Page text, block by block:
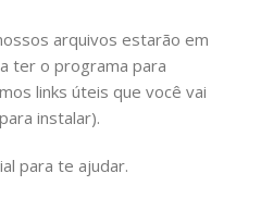
arquivos estarão em
ter o programa para
links úteis que você vai
instalar).
para te ajudar.